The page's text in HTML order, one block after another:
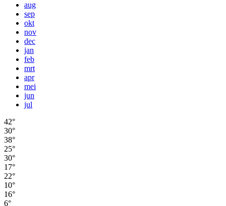
aug
sep
okt
nov
dec
jan
feb
mrt
apr
mei
jun
jul
42°
30°
38°
25°
30°
17°
22°
10°
16°
6°